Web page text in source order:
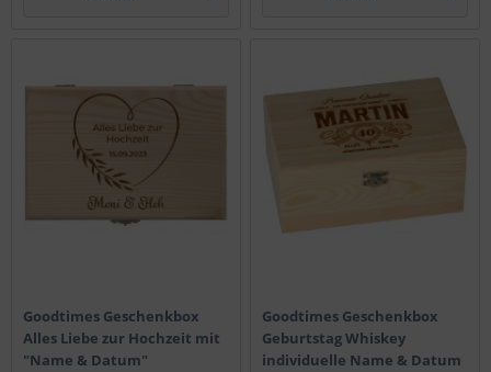
Goodtimes Geschenkbox
Alles Liebe zur Hochzeit mit
"Name & Datum"
Goodtimes Geschenkbox
Geburtstag Whiskey
individuelle Name & Datum